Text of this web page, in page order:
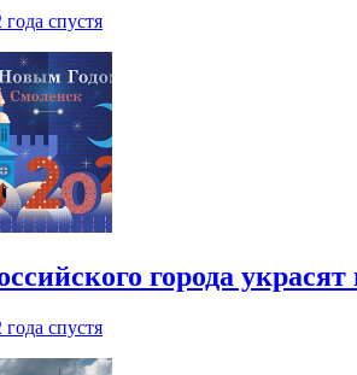
года спустя
города
года спустя